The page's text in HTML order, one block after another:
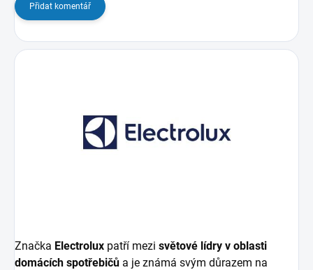
Přidat komentář
Značka Electrolux patří mezi světové lídry v oblasti
domácích spotřebičů a je známá svým důrazem na